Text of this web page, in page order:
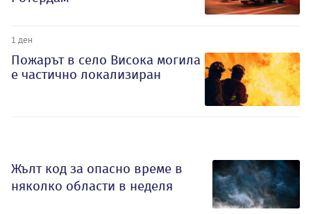
1 ден
Пожарът в село Висока могила
е частично локализиран
Жълт код за опасно време в
няколко области в неделя